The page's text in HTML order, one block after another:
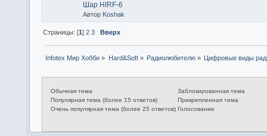
Шар HIRF-6
Автор Koshak
Страницы: [1]2 3 Вверх
Infotex Мир Хобби » Hard&Soft» Радиолюбителю» Цифровые виды
Обычная тема
Популярная тема (более 15 ответов)
Очень популярная тема (более 25 ответов)
Заблокированная тема
Прикрепленная тема
Голосование